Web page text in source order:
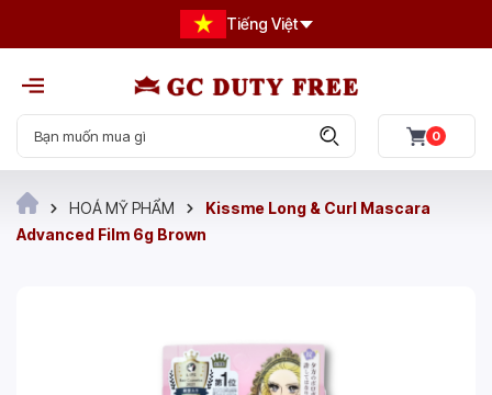
Tiếng Việt
0
HOÁ MỸ PHẨM
Kissme Long & Curl Mascara
Advanced Film 6g Brown